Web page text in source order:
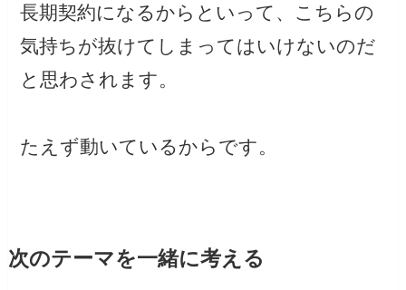
長期契約になるからといって、こちらの
気持ちが抜けてしまってはいけないのだ
と思わされます。
たえず動いているからです。
次のテーマを一緒に考える